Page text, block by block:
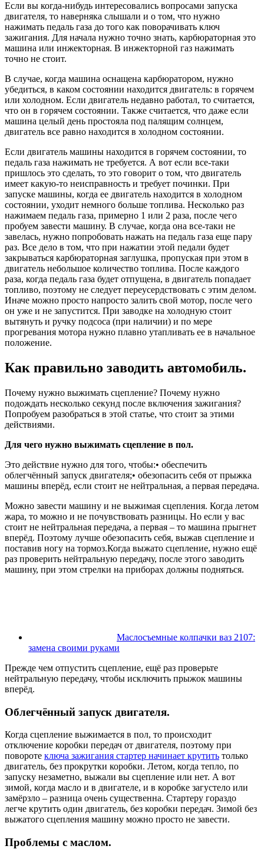
Если вы когда-нибудь интересовались вопросами запуска
двигателя, то наверняка слышали и о том, что нужно
нажимать педаль газа до того как поворачивать ключ
зажигания. Для начала нужно точно знать, карбюраторная это
машина или инжекторная. В инжекторной газ нажимать
точно не стоит.
В случае, когда машина оснащена карбюратором, нужно
убедиться, в каком состоянии находится двигатель: в горячем
или холодном. Если двигатель недавно работал, то считается,
что он в горячем состоянии. Также считается, что даже если
машина целый день простояла под палящим солнцем,
двигатель все равно находится в холодном состоянии.
Если двигатель машины находится в горячем состоянии, то
педаль газа нажимать не требуется. А вот если все-таки
пришлось это сделать, то это говорит о том, что двигатель
имеет какую-то неисправность и требует починки. При
запуске машины, когда ее двигатель находится в холодном
состоянии, уходит немного больше топлива. Несколько раз
нажимаем педаль газа, примерно 1 или 2 раза, после чего
пробуем завести машину. В случае, когда она все-таки не
завелась, нужно попробовать нажать на педаль газа еще пару
раз. Все дело в том, что при нажатии этой педали будет
закрываться карбюраторная заглушка, пропуская при этом в
двигатель небольшое количество топлива. После каждого
раза, когда педаль газа будет отпущена, в двигатель попадает
топливо, поэтому не следует переусердствовать с этим делом.
Иначе можно просто напросто залить свой мотор, после чего
он уже и не запустится. При заводке на холодную стоит
вытянуть и ручку подсоса (при наличии) и по мере
прогревания мотора нужно плавно утапливать ее в начальное
положение.
Как правильно заводить автомобиль.
Почему нужно выжимать сцепление? Почему нужно
подождать несколько секунд после включения зажигания?
Попробуем разобраться в этой статье, что стоит за этими
действиями.
Для чего нужно выжимать сцепление в пол.
Это действие нужно для того, чтобы:• обеспечить
облегчённый запуск двигателя;• обезопасить себя от прыжка
машины вперёд, если стоит не нейтральная, а первая передача.
Можно завести машину и не выжимая сцепления. Когда летом
жара, то можно и не почувствовать разницы. Но если у вас
стоит не нейтральная передача, а первая – то машина прыгнет
вперёд. Поэтому лучше обезопасить себя, выжав сцепление и
поставив ногу на тормоз.Когда выжато сцепление, нужно ещё
раз проверить нейтральную передачу, после этого заводить
машину, при этом стрелки на приборах должны подняться.
Маслосъемные колпачки ваз 2107:
замена своими руками
Прежде чем отпустить сцепление, ещё раз проверьте
нейтральную передачу, чтобы исключить прыжок машины
вперёд.
Облегчённый запуск двигателя.
Когда сцепление выжимается в пол, то происходит
отключение коробки передач от двигателя, поэтому при
повороте ключа зажигания стартер начинает крутить только
двигатель, без прокрутки коробки. Летом, когда тепло, по
запуску незаметно, выжали вы сцепление или нет. А вот
зимой, когда масло и в двигателе, и в коробке загустело или
замёрзло – разница очень существенна. Стартеру гораздо
легче крутить один двигатель, без коробки передач. Зимой без
выжатого сцепления машину можно просто не завести.
Проблемы с маслом.